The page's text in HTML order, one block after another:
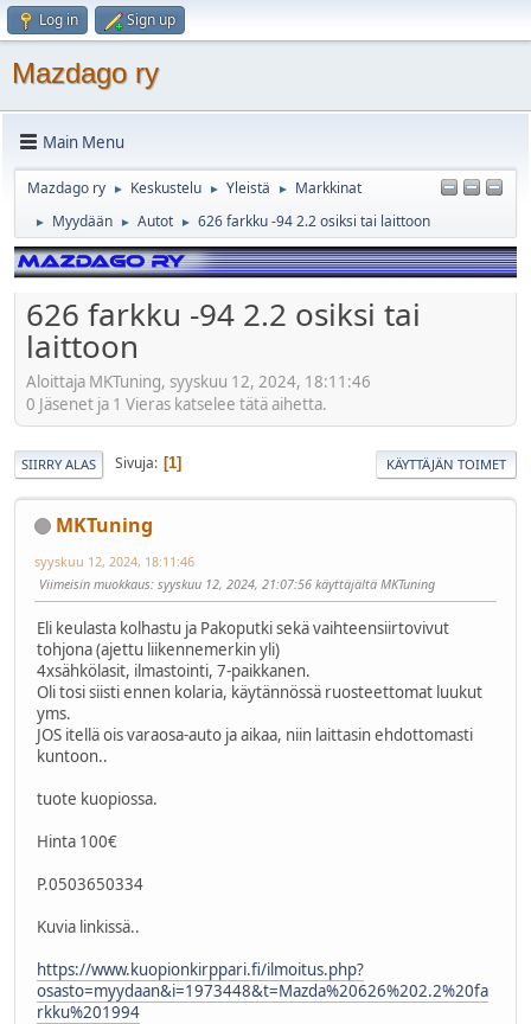
Log in Sign up
Mazdago ry
Main Menu
Mazdago ry ► Keskustelu ► Yleistä ► Markkinat
► Myydään ► Autot ► 626 farkku -94 2.2 osiksi tai laittoon
626 farkku -94 2.2 osiksi tai
laittoon
Aloittaja MKTuning, syyskuu 12, 2024, 18:11:46
0 Jäsenet ja 1 Vieras katselee tätä aihetta.
SIIRRY ALAS Sivuja 1 KÄYTTÄJÄN TOIMET
MKTuning
syyskuu 12, 2024, 18:11:46
Viimeisin muokkaus: syyskuu 12, 2024, 21:07:56 käyttäjältä MKTuning
Eli keulasta kolhastu ja Pakoputki sekä vaihteensiirtovivut
tohjona (ajettu liikennemerkin yli)
4xsähkölasit, ilmastointi, 7-paikkanen.
Oli tosi siisti ennen kolaria, käytännössä ruosteettomat luukut
yms.
JOS itellä ois varaosa-auto ja aikaa, niin laittasin ehdottomasti
kuntoon..
tuote kuopiossa.
Hinta 100€
P.0503650334
Kuvia linkissä..
https://www.kuopionkirppari.fi/ilmoitus.php?
osasto=myydaan&i=1973448&t=Mazda%20626%202.2%20fa
rkku%201994